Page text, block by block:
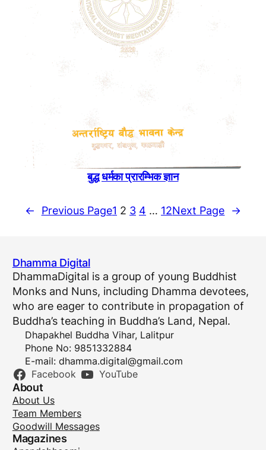
बुद्ध धर्मका प्रारम्भिक ज्ञान
← Previous Page1 2 3 4 … 12Next Page →
Dhamma Digital
DhammaDigital is a group of young Buddhist
Monks and Nuns, including Dhamma devotees,
who are eager to contribute in propagation of
Buddha’s teaching in Buddha’s Land, Nepal.
Dhapakhel Buddha Vihar, Lalitpur
Phone No: 9851332884
E-mail: dhamma.digital@gmail.com
Facebook YouTube
About
About Us
Team Members
Goodwill Messages
Magazines